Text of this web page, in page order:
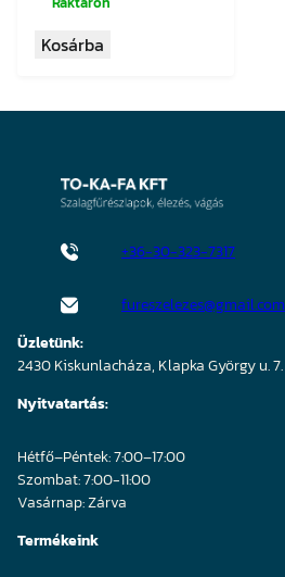
Kosárba
+36-30-323-7317
fureszelezes@gmail.com
Üzletünk:
2430 Kiskunlacháza, Klapka György u. 7.
Nyitvatartás:
Hétfő–Péntek: 7:00–17:00
Szombat: 7:00-11:00
Vasárnap: Zárva
Termékeink